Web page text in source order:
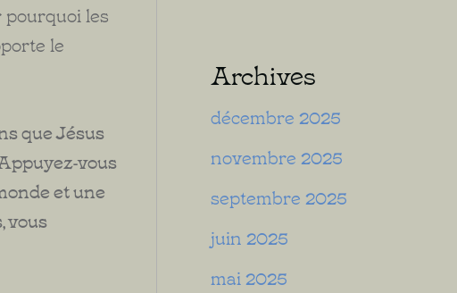
pourquoi les
le
que Jésus
vous
et une
vous
Archives
décembre 2025
novembre 2025
septembre 2025
juin 2025
mai 2025